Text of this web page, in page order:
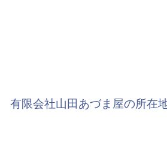
有限会社山田あづま屋の所在